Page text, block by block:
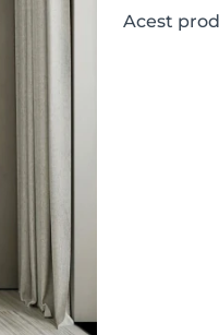
Acest